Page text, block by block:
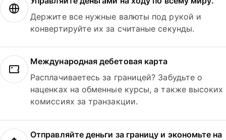
Держите все нужные валюты под рукой и
конвертируйте их за считаные секунды.
Международная дебетовая карта
Расплачиваетесь за границей? Забудьте о
наценках на обменные курсы, а также высоких
комиссиях за транзакции.
Отправляйте деньги за границу и экономьте на